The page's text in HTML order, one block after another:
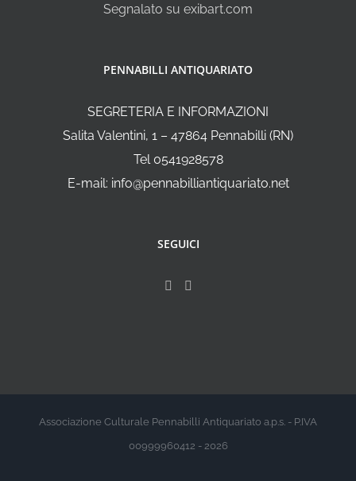
Segnalato su exibart.com
PENNABILLI ANTIQUARIATO
SEGRETERIA E INFORMAZIONI
Salita Valentini, 1 – 47864 Pennabilli (RN)
Tel 0541928578
E-mail: info@pennabilliantiquariato.net
SEGUICI
Associazione Culturale Pennabilli Antiquariato a.p.s. - P.IVA
00999960412 - 2026